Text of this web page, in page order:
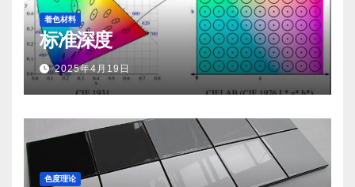
着色材料
标准深度
2025年4月19日
色度理论